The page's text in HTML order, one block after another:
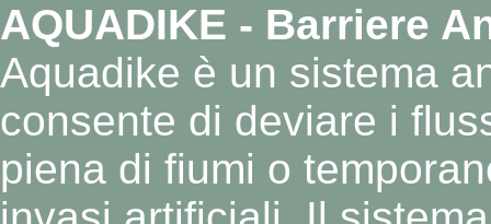
AQUADIKE - Barriere
Aquadike è un sistema
consente di deviare i
piena di fiumi o